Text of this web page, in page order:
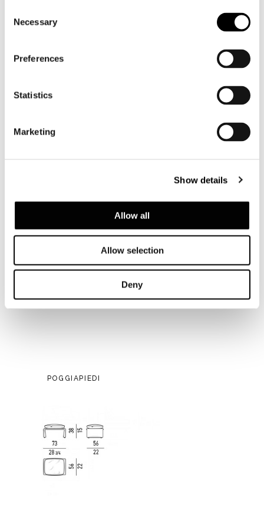
Selection
Necessary
Preferences
Statistics
Marketing
Show details
Allow all
Allow selection
Deny
POGGIAPIEDI